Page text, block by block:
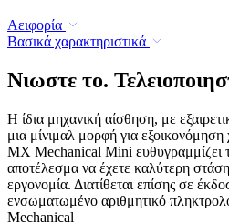
Αειφορία
Βασικά χαρακτηριστικά
Νιωστε το.
Η ίδια μηχανική αίσθηση, με
μια μίνιμαλ μορφή για
MX Mechanical Mini ευθυγραμμίζει
αποτέλεσμα να έχετε καλύτερη
εργονομία. Διατίθεται επίσης σε
ενσωματωμένο αριθμητικό
Mechanical